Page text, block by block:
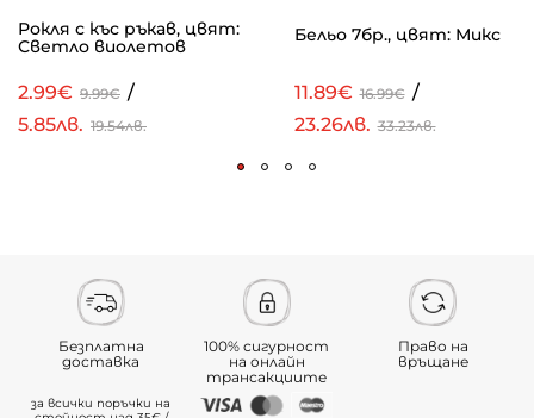
Рокля с къс ръкав, цвят:
Светло виолетов
2.99€ 9.99€ /
5.85лв. 19.54лв.
Бельо 7бр., цвят: Микс
11.89€ 16.99€ /
23.26лв. 33.23лв.
Безплатна
доставка
за всички поръчки на
100% сигурност
на онлайн
трансакциите
Право на
връщане